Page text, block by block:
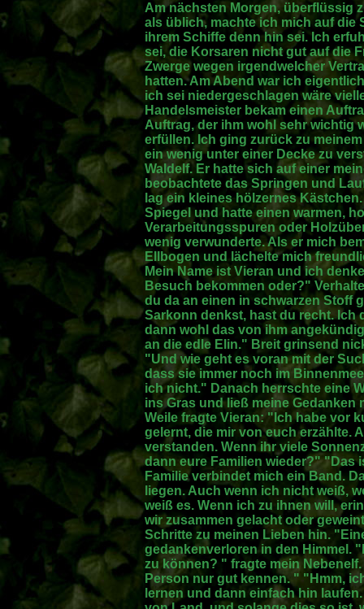
Am nächsten Morgen, überflüssig
als üblich, machte ich mich auf die
ihrem Schiffe denn hin sei. Ich
sei, die Korsaren nicht gut auf die
Zwerge wegen irgendwelcher
hatten. Am Abend war ich
ich sei niedergeschlagen wäre
Handelsmeister bekam einen
Auftrag, der ihm wohl sehr wichtig
erfüllen. Ich ging zurück zu
ein wenig unter einer Decke zu
Waldelf. Er hatte sich auf einer
beobachtete das Springen und
lag ein kleines hölzernes
Spiegel und hatte einen warmen,
Verarbeitungsspuren oder
wenig verwunderte. Als er mich
Ellbogen und lächelte mich
Mein Name ist Vieran und ich
Besuch bekommen oder?"
du da an einen in schwarzen Stoff
Sarkonn denkst, hast du recht. Ich
dann wohl das von ihm
an die edle Elin." Breit grinsend
"Und wie geht es voran mit der
dass sie immer noch im
ich nicht." Danach herrschte eine
ins Gras und ließ meine Gedanken
Weile fragte Vieran: "Ich habe vor
gelernt, die mir von euch erzählte.
verstanden. Wenn ihr viele
dann eure Familien wieder?" "Das
Familie verbindet mich ein Band.
liegen. Auch wenn ich nicht weiß,
weiß es. Wenn ich zu ihnen will,
wir zusammen gelacht oder
Schritte zu meinen Lieben hin.
gedankenverloren in den Himmel.
zu können? " fragte mein
Person nur gut kennen. " "Hmm,
lernen und dann einfach hin